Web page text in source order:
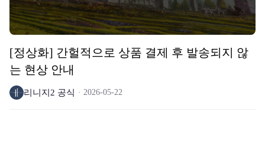
[정상화] 간헐적으로 상품 결제 후 발송되지 않
는 현상 안내
리니지2 공식 2026-05-22